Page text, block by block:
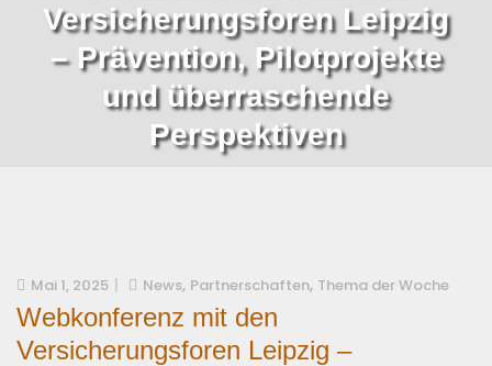
Versicherungsforen Leipzig
– Prävention, Pilotprojekte
und überraschende
Perspektiven
Mai 1, 2025 News, Partnerschaften, Thema der Woche
Webkonferenz mit den
Versicherungsforen Leipzig –